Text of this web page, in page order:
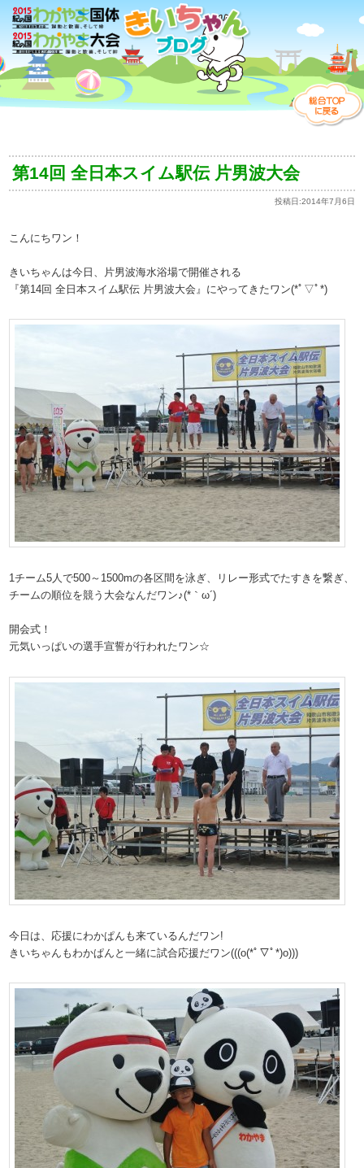
第14回 全日本スイム駅伝 片男波大会
投稿日:2014年7月6日
こんにちワン！
きいちゃんは今日、片男波海水浴場で開催される
『第14回 全日本スイム駅伝 片男波大会』にやってきたワン(*ﾟ▽ﾟ*)
1チーム5人で500～1500mの各区間を泳ぎ、リレー形式でたすきを繋ぎ、
チームの順位を競う大会なんだワン♪(*｀ω´)
開会式！
元気いっぱいの選手宣誓が行われたワン☆
今日は、応援にわかぱんも来ているんだワン!
きいちゃんもわかぱんと一緒に試合応援だワン(((o(*ﾟ▽ﾟ*)o)))